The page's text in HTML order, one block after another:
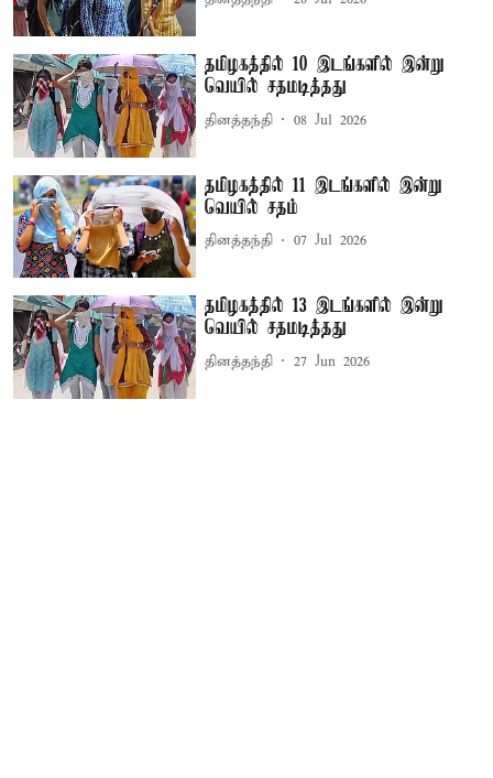
தமிழகத்தில் 10 இடங்களில் இன்று
வெயில் சதமடித்தது
தினத்தந்தி 08 Jul 2026
தமிழகத்தில் 11 இடங்களில் இன்று
வெயில் சதம்
தினத்தந்தி 07 Jul 2026
தமிழகத்தில் 13 இடங்களில் இன்று
வெயில் சதமடித்தது
தினத்தந்தி 27 Jun 2026